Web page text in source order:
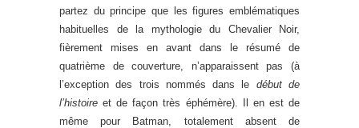
partez du principe que les figures emblématiques
habituelles de la mythologie du Chevalier Noir,
fièrement mises en avant dans le résumé de
quatrième de couverture, n’apparaissent pas (à
l’exception des trois nommés dans le début de
l’histoire et de façon très éphémère). Il en est de
même pour Batman, totalement absent de